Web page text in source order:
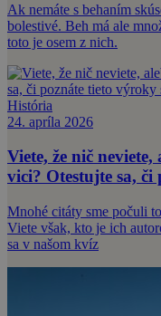
Ak nemáte s behaním
bolestivé. Beh má ale
toto je osem z nich.
História
24. apríla 2026
Viete, že nič
vici? Otestujte sa,
Mnohé citáty sme počuli
Viete však, kto je ich
sa v našom kvíz